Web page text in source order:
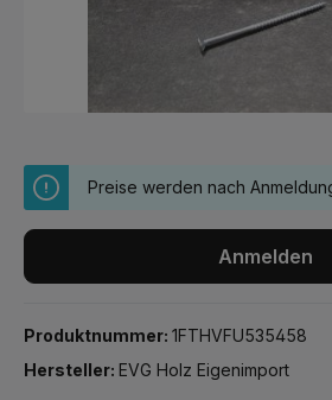
Preise werden nach
Anmelden
Produktnummer: 1FTHVFU535458
Hersteller: EVG Holz Eigenimport